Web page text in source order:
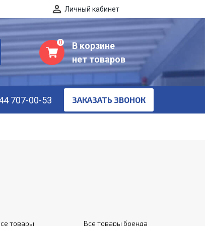
Личный кабинет
0
В корзине
нет товаров
707-00-53 ЗАКАЗАТЬ ЗВОНОК
товары Все товары бренда